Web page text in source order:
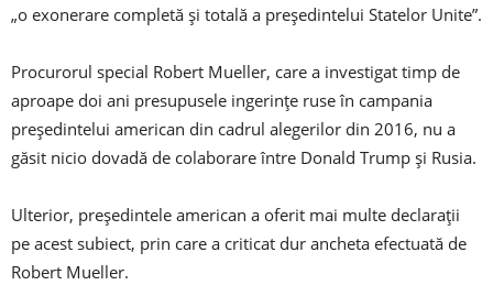
„o exonerare completă şi totală a preşedintelui Statelor Unite”.
Procurorul special Robert Mueller, care a investigat timp de
aproape doi ani presupusele ingerinţe ruse în campania
preşedintelui american din cadrul alegerilor din 2016, nu a
găsit nicio dovadă de colaborare între Donald Trump şi Rusia.
Ulterior, preşedintele american a oferit mai multe declaraţii
pe acest subiect, prin care a criticat dur ancheta efectuată de
Robert Mueller.